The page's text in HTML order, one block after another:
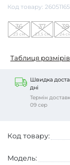
Код товару:
36
23 см
37
23,5 см
38
24
Таблиця розмірів
Швидка
дні
Термін
09 сер
Код товару:
Модель: